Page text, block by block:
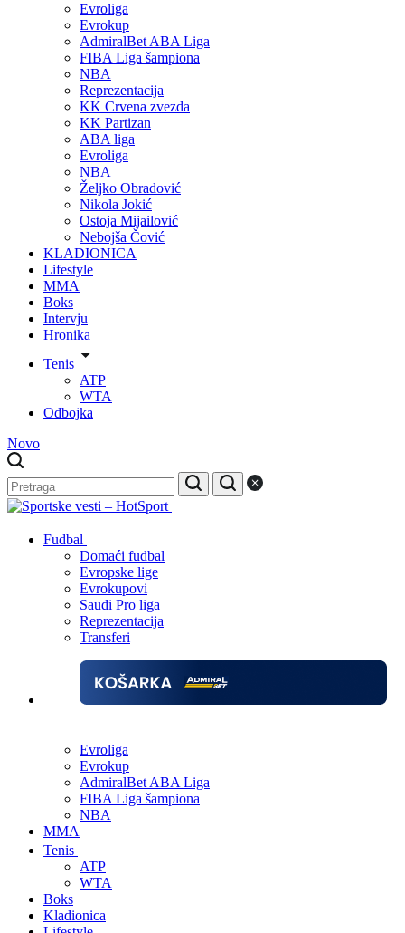
Evroliga
Evrokup
AdmiralBet ABA Liga
FIBA Liga šampiona
NBA
Reprezentacija
KK Crvena zvezda
KK Partizan
ABA liga
Evroliga
NBA
Željko Obradović
Nikola Jokić
Ostoja Mijailović
Nebojša Čović
KLADIONICA
Lifestyle
MMA
Boks
Intervju
Hronika
Tenis
ATP
WTA
Odbojka
Novo
Fudbal
Domaći fudbal
Evropske lige
Evrokupovi
Saudi Pro liga
Reprezentacija
Transferi
Evroliga
Evrokup
AdmiralBet ABA Liga
FIBA Liga šampiona
NBA
MMA
Tenis
ATP
WTA
Boks
Kladionica